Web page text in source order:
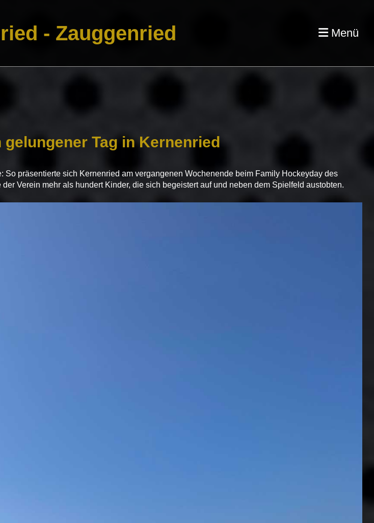
- Zauggenried Menü
Tag in Kernenried
präsentierte sich Kernenried am vergangenen Wochenende beim Family Hockeyday des
Verein mehr als hundert Kinder, die sich begeistert auf und neben dem Spielfeld austobten.